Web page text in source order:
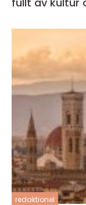
redaktionel